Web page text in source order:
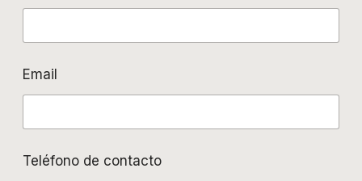
Email
Teléfono de contacto